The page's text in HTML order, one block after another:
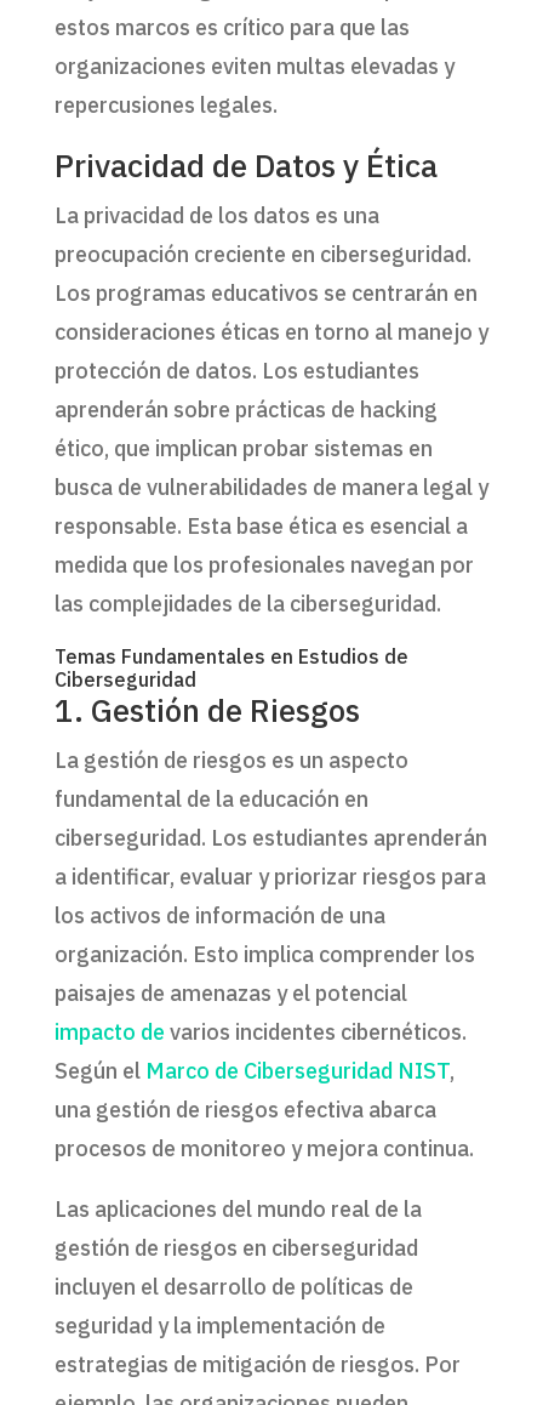
estos marcos es crítico para que las
organizaciones eviten multas elevadas y
repercusiones legales.
Privacidad de Datos y Ética
La privacidad de los datos es una
preocupación creciente en ciberseguridad.
Los programas educativos se centrarán en
consideraciones éticas en torno al manejo y
protección de datos. Los estudiantes
aprenderán sobre prácticas de hacking
ético, que implican probar sistemas en
busca de vulnerabilidades de manera legal y
responsable. Esta base ética es esencial a
medida que los profesionales navegan por
las complejidades de la ciberseguridad.
Temas Fundamentales en Estudios de
Ciberseguridad
1. Gestión de Riesgos
La gestión de riesgos es un aspecto
fundamental de la educación en
ciberseguridad. Los estudiantes aprenderán
a identificar, evaluar y priorizar riesgos para
los activos de información de una
organización. Esto implica comprender los
paisajes de amenazas y el potencial
impacto de varios incidentes cibernéticos.
Según el Marco de Ciberseguridad NIST,
una gestión de riesgos efectiva abarca
procesos de monitoreo y mejora continua.
Las aplicaciones del mundo real de la
gestión de riesgos en ciberseguridad
incluyen el desarrollo de políticas de
seguridad y la implementación de
estrategias de mitigación de riesgos. Por